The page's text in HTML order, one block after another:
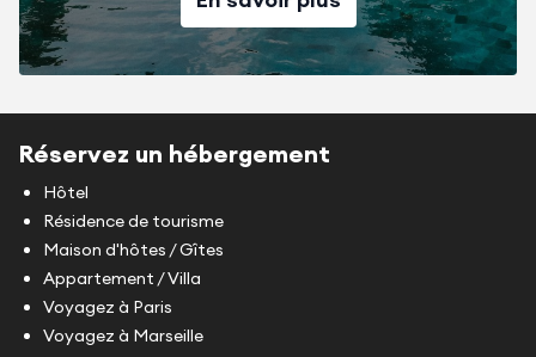
Réservez un hébergement
Hôtel
Résidence de tourisme
Maison d'hôtes / Gîtes
Appartement / Villa
Voyagez à Paris
Voyagez à Marseille